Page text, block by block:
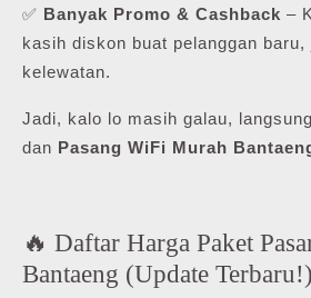
✅ Banyak Promo & Cashback –
kasih diskon buat pelanggan baru,
kelewatan.
Jadi, kalo lo masih galau,
dan Pasang WiFi Murah
🔥 Daftar Harga Paket
Bantaeng (Update Terbaru!)